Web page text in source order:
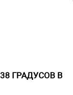
ГРАДУСОВ В